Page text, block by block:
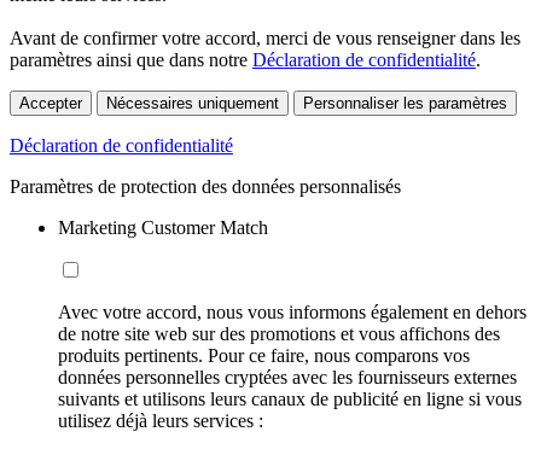
Avant de confirmer votre accord, merci de vous renseigner dans les
paramètres ainsi que dans notre Déclaration de confidentialité.
Accepter Nécessaires uniquement Personnaliser les paramètres
Déclaration de confidentialité
Paramètres de protection des données personnalisés
Marketing Customer Match
Avec votre accord, nous vous informons également en dehors
de notre site web sur des promotions et vous affichons des
produits pertinents. Pour ce faire, nous comparons vos
données personnelles cryptées avec les fournisseurs externes
suivants et utilisons leurs canaux de publicité en ligne si vous
utilisez déjà leurs services :